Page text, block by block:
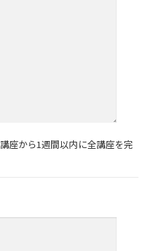
座から1週間以内に全講座を完